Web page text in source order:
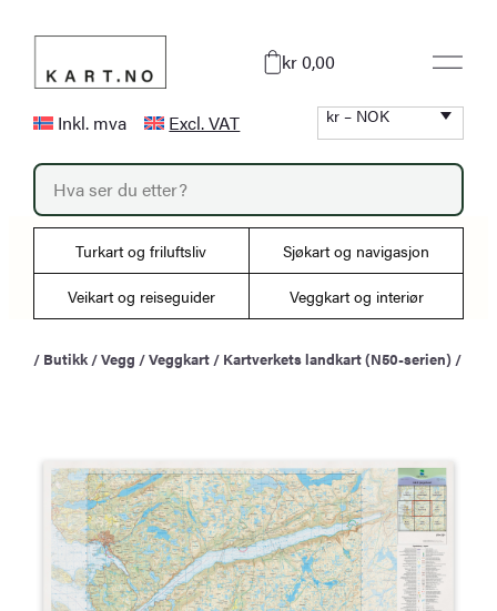
innhold
kr 0,00
Inkl. mva Excl. VAT kr – NOK
P
o
d
t
r
Turkart og friluftsliv Sjøkart og navigasjon
Veikart og reiseguider Veggkart og interiør
/ Butikk /Vegg /Veggkart / Kartverkets landkart (N50-serien) /